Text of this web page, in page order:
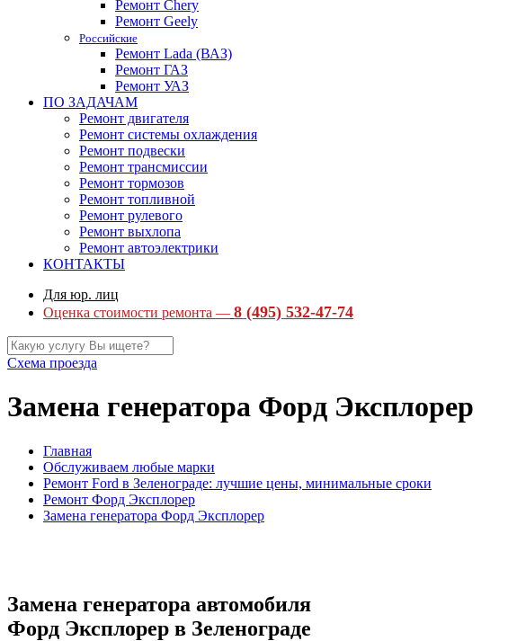
Ремонт Chery
Ремонт Geely
Российские
Ремонт Lada (ВАЗ)
Ремонт ГАЗ
Ремонт УАЗ
ПО ЗАДАЧАМ
Ремонт двигателя
Ремонт системы охлаждения
Ремонт подвески
Ремонт трансмиссии
Ремонт тормозов
Ремонт топливной
Ремонт рулевого
Ремонт выхлопа
Ремонт автоэлектрики
КОНТАКТЫ
Для юр. лиц
Оценка стоимости ремонта — 8 (495) 532-47-74
Схема проезда
Замена генератора Форд Эксплорер
Главная
Обслуживаем любые марки
Ремонт Ford в Зеленограде: лучшие цены, минимальные сроки
Ремонт Форд Эксплорер
Замена генератора Форд Эксплорер
Замена генератора автомобиля
Форд Эксплорер в Зеленограде